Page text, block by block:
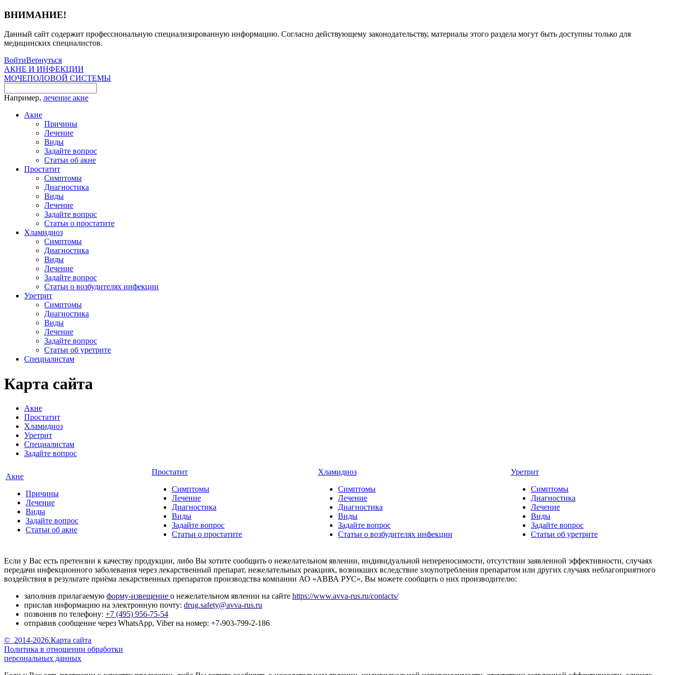
ВНИМАНИЕ!
Данный сайт содержит профессиональную специализированную информацию. Согласно действующему законодательству, материалы этого раздела могут быть доступны только для
медицинских специалистов.
ВойтиВернуться
АКНЕ И ИНФЕКЦИИ
МОЧЕПОЛОВОЙ СИСТЕМЫ
Например, лечение акне
Акне
Причины
Лечение
Виды
Задайте вопрос
Статьи об акне
Простатит
Симптомы
Диагностика
Виды
Лечение
Задайте вопрос
Статьи о простатите
Хламидиоз
Симптомы
Диагностика
Виды
Лечение
Задайте вопрос
Статьи о возбудителях инфекции
Уретрит
Симптомы
Диагностика
Виды
Лечение
Задайте вопрос
Статьи об уретрите
Специалистам
Карта сайта
Акне
Простатит
Хламидиоз
Уретрит
Специалистам
Задайте вопрос
Акне
Причины
Лечение
Виды
Задайте вопрос
Статьи об акне
Простатит
Симптомы
Лечение
Диагностика
Виды
Задайте вопрос
Статьи о простатите
Хламидиоз
Симптомы
Лечение
Диагностика
Виды
Задайте вопрос
Статьи о возбудителях инфекции
Уретрит
Симптомы
Диагностика
Лечение
Виды
Задайте вопрос
Статьи об уретрите
Если у Вас есть претензии к качеству продукции, либо Вы хотите сообщить о нежелательном явлении, индивидуальной непереносимости, отсутствии заявленной эффективности, случаях
передачи инфекционного заболевания через лекарственный препарат, нежелательных реакциях, возникших вследствие злоупотребления препаратом или других случаях неблагоприятного
воздействия в результате приёма лекарственных препаратов производства компании АО «АВВА РУС», Вы можете сообщить о них производителю:
заполнив прилагаемую форму-извещение о нежелательном явлении на сайте https://www.avva-rus.ru/contacts/
прислав информацию на электронную почту: drug.safety@avva-rus.ru
позвонив по телефону: +7 (495) 956-75-54
отправив сообщение через WhatsApp, Viber на номер: +7-903-799-2-186
© 2014-2026.Карта сайта
Политика в отношении обработки
персональных данных